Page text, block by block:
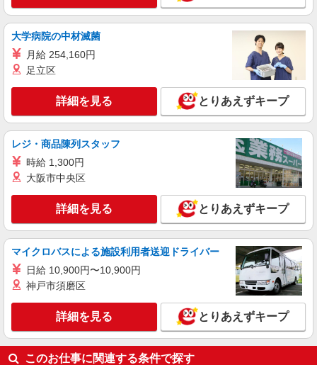
大学病院の中材滅菌
月給 254,160円
足立区
詳細を見る とりあえずキープ
レジ・商品陳列スタッフ
時給 1,300円
大阪市中央区
詳細を見る とりあえずキープ
マイクロバスによる施設利用者送迎ドライバー
日給 10,900円〜10,900円
神戸市須磨区
詳細を見る とりあえずキープ
このお仕事に関連する条件で探す